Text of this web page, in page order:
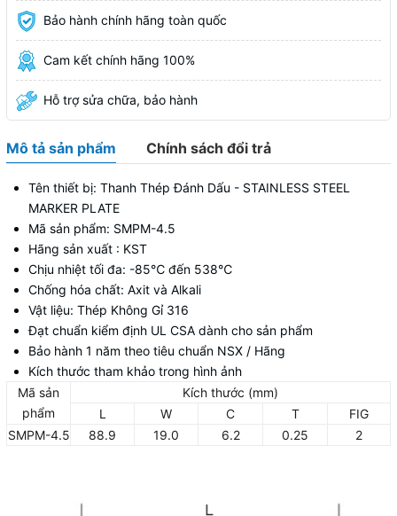
Bảo hành chính hãng toàn quốc
Cam kết chính hãng 100%
Hỗ trợ sửa chữa, bảo hành
Mô tả sản phẩm Chính sách đổi trả
Tên thiết bị: Thanh Thép Đánh Dấu - STAINLESS STEEL
MARKER PLATE
Mã sản phẩm: SMPM-4.5
Hãng sản xuất : KST
Chịu nhiệt tối đa: -85℃ đến 538℃
Chống hóa chất: Axit và Alkali
Vật liệu: Thép Không Gỉ 316
Đạt chuẩn kiểm định UL CSA dành cho sản phẩm
Bảo hành 1 năm theo tiêu chuẩn NSX / Hãng
Kích thước tham khảo trong hình ảnh
Mã sản
phẩm
Kích thước (mm)
L
W C T
FIG
SMPM-4.5
88.9 19.0 6.2 0.25 2